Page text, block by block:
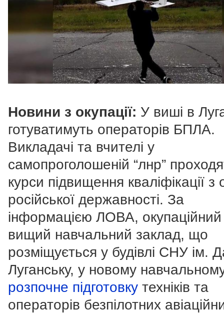
Новини з окупації: У виші в
готуватимуть операторів БПЛА.
Викладачі та вчителі у
самопроголошеній “лнр”
курси підвищення кваліфікації з
російської державності. За
інформацією ЛОВА, окупаційний
вищий навчальний заклад, що
розміщується у будівлі СНУ ім.
Луганську, у новому
розпочне підготовку техніків та
операторів безпілотних